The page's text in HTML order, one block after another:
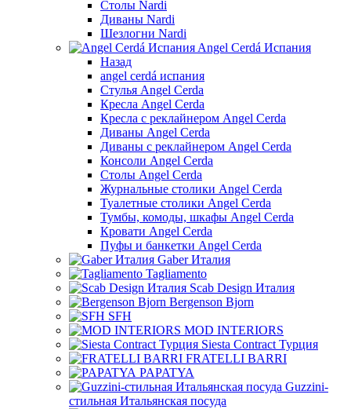
Столы Nardi
Диваны Nardi
Шезлогни Nardi
Angel Cerdá Испания
Назад
angel cerdá испания
Стулья Angel Cerda
Кресла Angel Cerda
Кресла с реклайнером Angel Cerda
Диваны Angel Cerda
Диваны с реклайнером Angel Cerda
Консоли Angel Cerda
Столы Angel Cerda
Журнальные столики Angel Cerda
Туалетные столики Angel Cerda
Тумбы, комоды, шкафы Angel Cerda
Кровати Angel Cerda
Пуфы и банкетки Angel Cerda
Gaber Италия
Tagliamento
Scab Design Италия
Bergenson Bjorn
SFH
MOD INTERIORS
Siesta Contract Турция
FRATELLI BARRI
PAPATYA
Guzzini-
стильная Итальянская посуда